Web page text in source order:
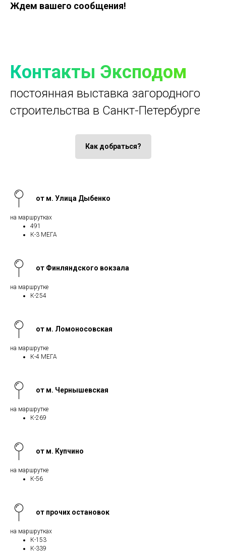
Ждем вашего сообщения!
Контакты Эксподом
постоянная выставка загородного
строительства в Санкт-Петербурге
Как добраться?
от м. Улица Дыбенко
на маршрутках
491
К-3 МЕГА
от Финляндского вокзала
на маршрутке
К-254
от м. Ломоносовская
на маршрутке
К-4 МЕГА
от м. Чернышевская
на маршрутке
К-269
от м. Купчино
на маршрутке
К-56
от прочих остановок
на маршрутках
К-153
К-339